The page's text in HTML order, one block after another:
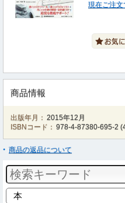
現在ご注文
商品情報
出版年月： 2015年12月
ISBNコード： 978-4-87380-695-2 (
商品の返品について